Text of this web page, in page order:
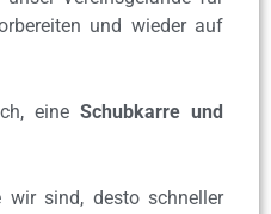
und wieder auf
eine Schubkarre und
wir sind, desto schneller